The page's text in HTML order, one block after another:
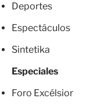
Deportes
Espectáculos
Sintetika
Especiales
Foro Excélsior